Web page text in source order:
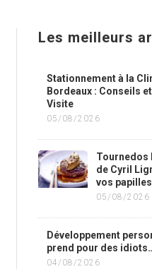
Les meilleurs
Stationnement à la
Bordeaux : Conseils
Visite
05/08/2026
Tournedos
de Cyril
vos papilles
05/08/2026
Développement
prend pour des
04/08/2026